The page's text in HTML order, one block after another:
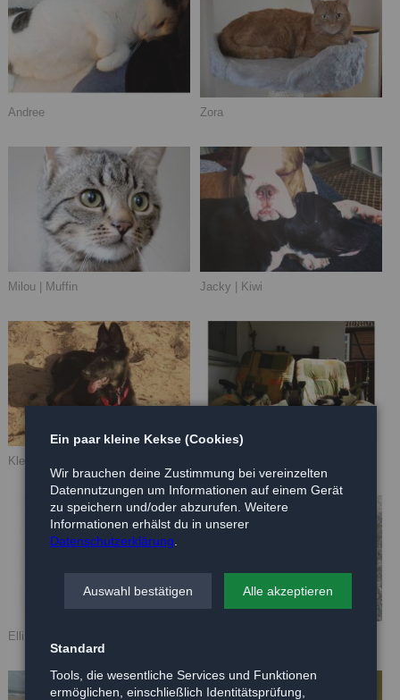
Andree Zora
Milou | Muffin Jacky | Kiwi
Kleopatra
Elli
Ein paar kleine Kekse (Cookies)
Wir brauchen deine Zustimmung bei vereinzelten
Datennutzungen um Informationen auf einem Gerät
zu speichern und/oder abzurufen. Weitere
Informationen erhälst du in unserer
Datenschutzerklärung
Auswahl bestätigen Alle akzeptieren
Standard
Tools, die wesentliche Services und Funktionen
ermöglichen, einschließlich Identitätsprüfung,